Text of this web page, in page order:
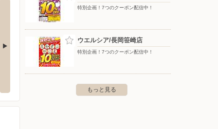
崎店
原信ショッピングセンター
特別企画！7つのクーポン配信中！
ウエルシア/長岡笹崎店
特別企画！7つのクーポン配信中！
もっと見る